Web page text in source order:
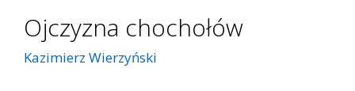
Ojczyzna chochołów
Kazimierz Wierzyński